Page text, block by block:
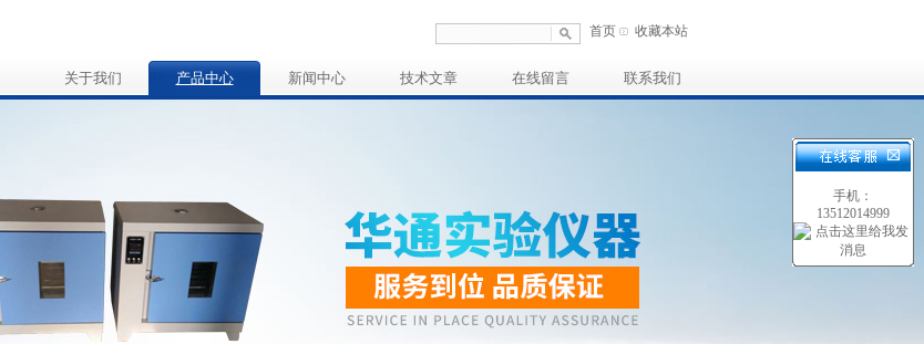
首页 收藏本站
关于我们 产品中心 新闻中心 技术文章 在线留言 联系我们
手机：
13512014999